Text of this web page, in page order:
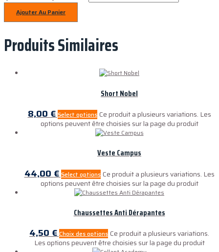
Ajouter Au Panier
Produits Similaires
Short Nobel
8,00€ Select options Ce produit a plusieurs variations. Les
options peuvent être choisies sur la page du produit
Veste Campus
44,00 € Select options Ce produit a plusieurs variations. Les
options peuvent être choisies sur la page du produit
Chaussettes Anti Dérapantes
4,50€ Choix des options Ce produit a plusieurs variations.
Les options peuvent être choisies sur la page du produit